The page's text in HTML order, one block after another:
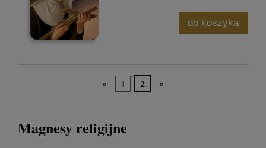
do koszyka
« 1 2 »
Magnesy religijne